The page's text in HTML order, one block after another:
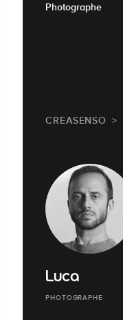
Photographe
CREASENSO
Luca
PHOTOGRAPHE